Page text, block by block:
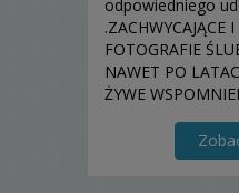
odpowiedniego
.ZACHWYCAJĄCE
FOTOGRAFIE
NAWET PO
ŻYWE